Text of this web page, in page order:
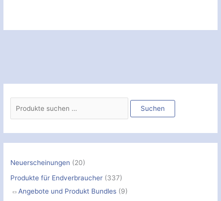
e
a
Suchen
Neuerscheinungen (20)
Produkte für Endverbraucher (337)
Angebote und Produkt Bundles (9)